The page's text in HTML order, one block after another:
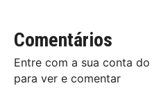
Comentários
Entre com a sua conta do
para ver e comentar